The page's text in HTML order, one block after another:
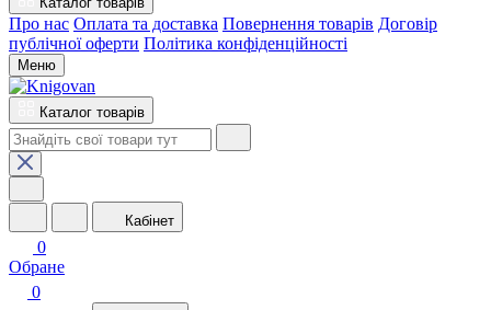
Про нас Оплата та доставка Повернення товарів Договір
публічної оферти Політика конфіденційності
Меню
Каталог товарів
Кабінет
0
Обране
0